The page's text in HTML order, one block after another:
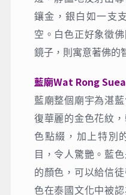
大本營。如今的清萊
北之旅中不可或缺的
龍坤藝術廟(白廟)